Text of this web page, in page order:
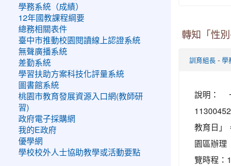
轉知「性
訓育組長 - 學
說明：
教育日」
園區辦理
覽時程：
學務系統（成績）
12年國教課程綱要
總務相關表件
臺中市推動校園閱讀線上認證系統
無聲廣播系統
差勤系統
學習扶助方案科技化評量系統
圖書館系統
桃園市教育發展資源入口網(教師研
習)
政府電子採購網
我的E政府
優學網
學校校外人士協助教學或活動要點